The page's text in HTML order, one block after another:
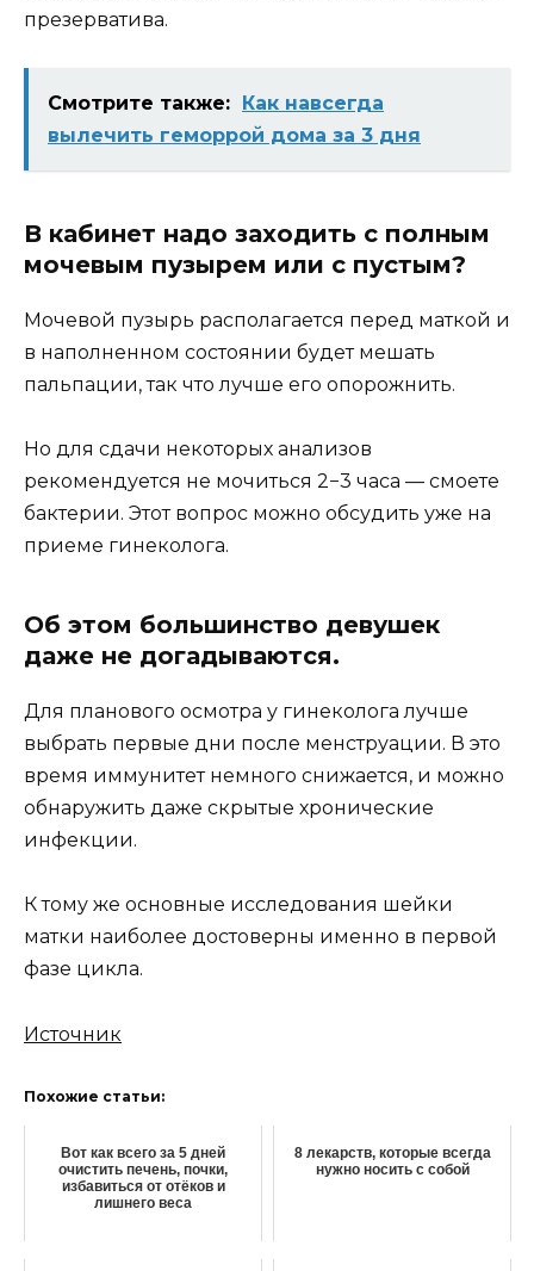
презерватива.
Смотрите также: Как навсегда
вылечить геморрой дома за 3 дня
В кабинет надо заходить с полным
мочевым пузырем или с пустым?
Мочевой пузырь располагается перед маткой и
в наполненном состоянии будет мешать
пальпации, так что лучше его опорожнить.
Но для сдачи некоторых анализов
рекомендуется не мочиться 2−3 часа — смоете
бактерии. Этот вопрос можно обсудить уже на
приеме гинеколога.
Об этом большинство девушек
даже не догадываются.
Для планового осмотра у гинеколога лучше
выбрать первые дни после менструации. В это
время иммунитет немного снижается, и можно
обнаружить даже скрытые хронические
инфекции.
К тому же основные исследования шейки
матки наиболее достоверны именно в первой
фазе цикла.
Источник
Похожие статьи:
Вот как всего за 5 дней
очистить печень, почки,
избавиться от отёков и
лишнего веса
8 лекарств, которые всегда
нужно носить с собой